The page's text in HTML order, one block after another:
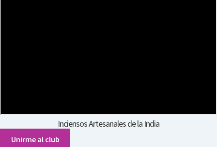
Inciensos Artesanales de la India
Unirme al club